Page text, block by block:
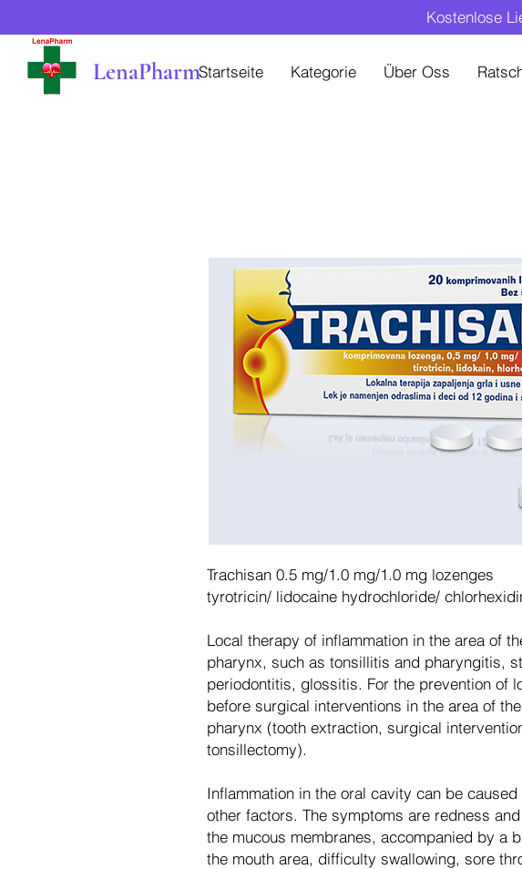
Kostenlose
LenaPharmStartseite Kategorie Über Oss
Trachisan 0.5 mg/1.0 mg/1.0 mg lozenges
tyrotricin/ lidocaine hydrochloride/
Local therapy of inflammation in the area of
pharynx, such as tonsillitis and pharyngitis,
periodontitis, glossitis. For the prevention of
before surgical interventions in the area of
pharynx (tooth extraction, surgical
tonsillectomy).
Inflammation in the oral cavity can be
other factors. The symptoms are redness
the mucous membranes, accompanied by a
the mouth area, difficulty swallowing, sore